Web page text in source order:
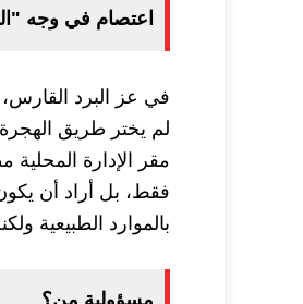
اعتصام في وجه
في عز البرد
لم يختر طريق
مقر الإدارة
فقط، بل أراد أن
بالموارد الطبيعية
مسؤولية من؟